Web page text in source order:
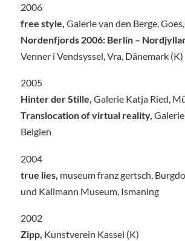
2006
free style, Galerie van den Berge,
Nordenfjords 2006: Berlin –
Venner i Vendsyssel, Vra, Dänemark (K)
2005
Hinter der Stille, Galerie Katja Ried,
Translocation of virtual reality,
Belgien
2004
true lies, museum franz gertsch,
und Kallmann Museum, Ismaning
2002
Zipp, Kunstverein Kassel (K)